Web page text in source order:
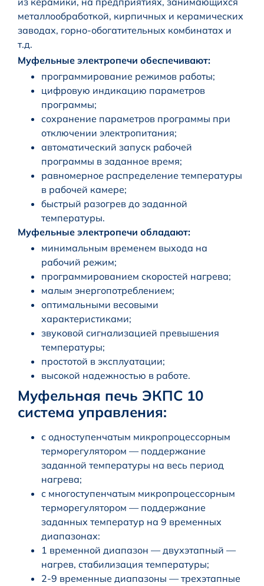
металлообработкой, кирпичных и керамических
заводах, горно-обогатительных комбинатах и
т.д.
Муфельные электропечи обеспечивают:
программирование режимов работы;
цифровую индикацию параметров
программы;
сохранение параметров программы при
отключении электропитания;
автоматический запуск рабочей
программы в заданное время;
равномерное распределение температуры
в рабочей камере;
быстрый разогрев до заданной
температуры.
Муфельные электропечи обладают:
минимальным временем выхода на
рабочий режим;
программированием скоростей нагрева;
малым энергопотреблением;
оптимальными весовыми
характеристиками;
звуковой сигнализацией превышения
температуры;
простотой в эксплуатации;
высокой надежностью в работе.
Муфельная печь ЭКПС 10
система управления:
с одноступенчатым микропроцессорным
терморегулятором — поддержание
заданной температуры на весь период
нагрева;
с многоступенчатым микропроцессорным
терморегулятором — поддержание
заданных температур на 9 временных
диапазонах:
1 временной диапазон — двухэтапный —
нагрев, стабилизация температуры;
2-9 временные диапазоны — трехэтапные